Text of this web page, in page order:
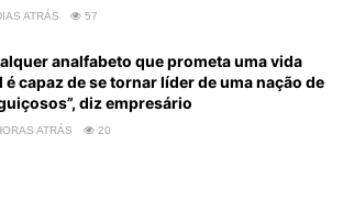
ATRÁS 57
analfabeto que prometa uma vida
é capaz de se tornar líder de uma nação de
diz empresário
ATRÁS 20